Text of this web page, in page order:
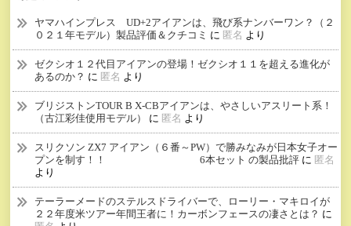
ヤマハインプレス UD+2アイアンは、飛び系ナンバーワン？（２
０２１年モデル）製品評価＆クチコミ に 匿名 より
ゼクシオ１２代目アイアンの登場！ゼクシオ１１を超える進化が
あるのか？ に 匿名 より
ブリジストンTOUR B X-CBアイアンは、やさしいアスリート系！
（古江彩佳使用モデル）
に 匿名 より
スリクソン ZX7 アイアン（６番～PW）で勝みなみが日本女子オー
プンを制す！！ 6本セット の製品批評 に 匿名
より
テーラーメードのステルスドライバーで、ローリー・マキロイが
２２年度米ツアー年間王者に！カーボンフェースの凄さとは？ に